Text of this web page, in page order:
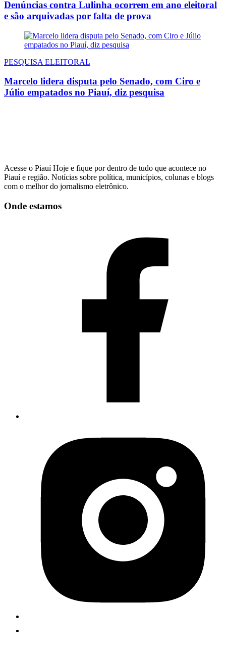
Denúncias contra Lulinha ocorrem em ano eleitoral
e são arquivadas por falta de prova
PESQUISA ELEITORAL
Marcelo lidera disputa pelo Senado, com Ciro e
Júlio empatados no Piauí, diz pesquisa
Acesse o Piauí Hoje e fique por dentro de tudo que acontece no
Piauí e região. Notícias sobre política, municípios, colunas e blogs
com o melhor do jornalismo eletrônico.
Onde estamos